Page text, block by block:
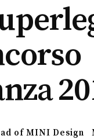
of MINI Design